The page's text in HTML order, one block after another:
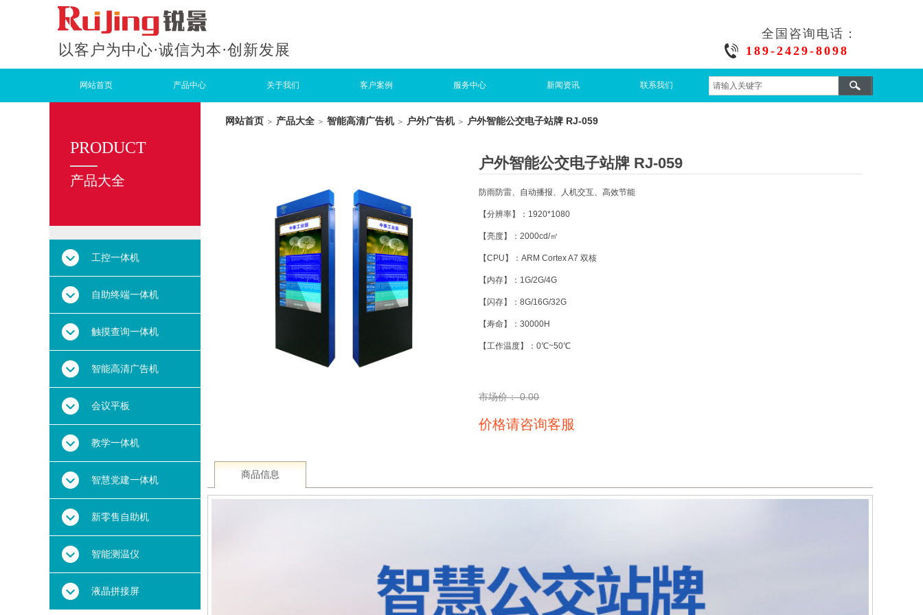
全国咨询电话：
189-2429-8098
以客户为中心·诚信为本·创新发展
网站首页 产品中心 关于我们 客户案例 服务中心 新闻资讯 联系我们
网站首页 ＞ 产品大全 ＞ 智能高清广告机 ＞ 户外广告机 ＞ 户外智能公交电子站牌 RJ-059
产品大全
产品大全
PRODUCT
工控一体机
自助终端一体机
触摸查询一体机
智能高清广告机
会议平板
教学一体机
智慧党建一体机
新零售自助机
智能测温仪
液晶拼接屏
支持定制
详情联系客服
户外智能公交电子站牌 RJ-059
防雨防雷、自动播报、人机交互、高效节能
【分辨率】：1920*1080
【亮度】：2000cd/㎡
【CPU】：ARM Cortex A7 双核
【内存】：1G/2G/4G
【闪存】：8G/16G/32G
【寿命】：30000H
【工作温度】：0℃~50℃
市场价：0.00
价格请咨询客服
商品信息